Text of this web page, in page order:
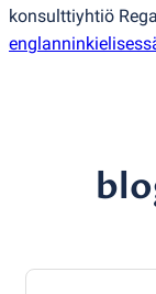
konsulttiyhtiö